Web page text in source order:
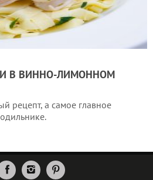
В ВИННО-ЛИМОННОМ
рецепт, а самое главное